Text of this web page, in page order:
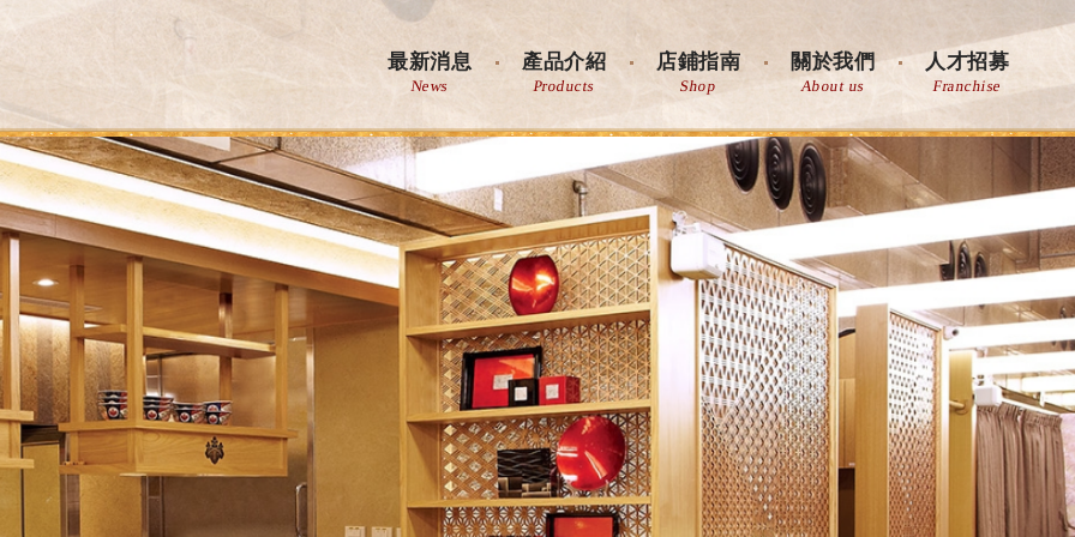
最新消息
News
產品介紹
Products
店鋪指南
Shop
關於我們
About us
人才招募
Franchise